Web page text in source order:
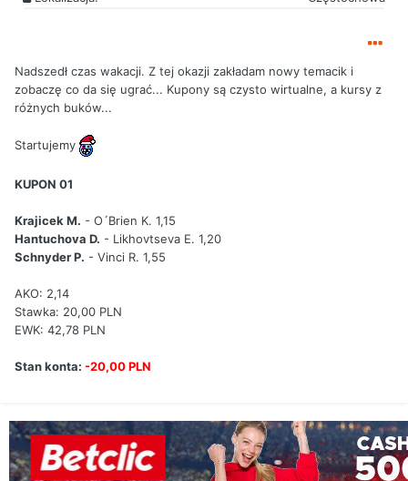
Nadszedł czas wakacji. Z tej okazji zakładam nowy temacik i
zobaczę co da się ugrać... Kupony są czysto wirtualne, a kursy z
różnych buków...
Startujemy
KUPON 01
Krajicek M. - O´Brien K. 1,15
Hantuchova D. - Likhovtseva E. 1,20
Schnyder P. - Vinci R. 1,55
AKO: 2,14
Stawka: 20,00 PLN
EWK: 42,78 PLN
Stan konta: -20,00 PLN